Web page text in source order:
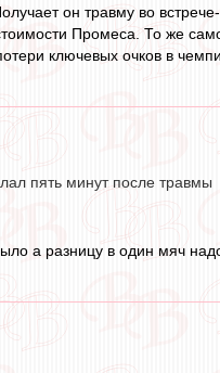
он травму во
Промеса. То же
ключевых очков в
пять минут после травмы
а разницу в один мяч